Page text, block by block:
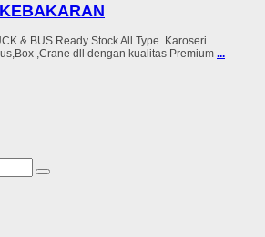
& BUS Ready Stock All Type Karoseri
,Crane dll dengan kualitas Premium ...